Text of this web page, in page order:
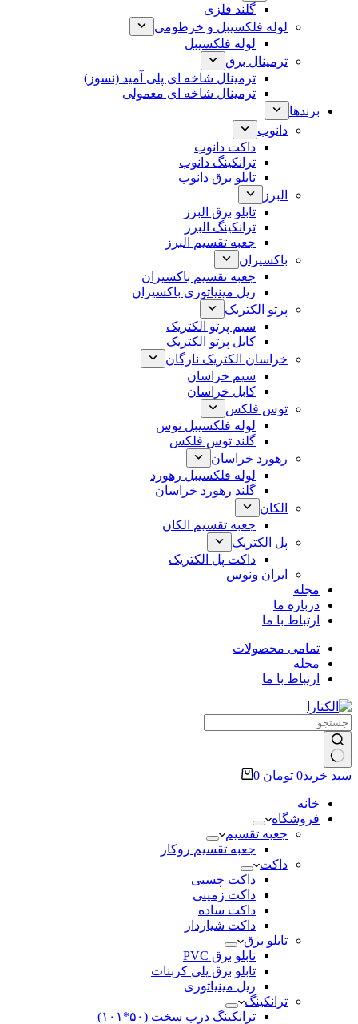
گلند فلزی
لوله فلکسیبل و خرطومی
لوله فلکسیبل
ترمینال برق
ترمینال شاخه ای پلی آمید (نسوز)
ترمینال شاخه ای معمولی
برندها
دانوب
داکت دانوب
ترانکینگ دانوب
تابلو برق دانوب
البرز
تابلو برق البرز
ترانکینگ البرز
جعبه تقسیم البرز
باکسیران
جعبه تقسیم باکسیران
ریل مینیاتوری باکسیران
پرتو الکتریک
سیم پرتو الکتریک
کابل پرتو الکتریک
خراسان الکتریک نارگان
سیم خراسان
کابل خراسان
توس فلکس
لوله فلکسیبل توس
گلند توس فلکس
رهورد خراسان
لوله فلکسیبل رهورد
گلند رهورد خراسان
الکان
جعبه تقسیم الکان
پل الکتریک
داکت پل الکتریک
ایران ونوس
مجله
درباره ما
ارتباط با ما
تمامی محصولات
مجله
ارتباط با ما
سبد خرید0 تومان 0
خانه
فروشگاه
جعبه تقسیم
جعبه تقسیم روکار
داکت
داکت چسبی
داکت زمینی
داکت ساده
داکت شیاردار
تابلو برق
تابلو برق PVC
تابلو برق پلی کربنات
ریل مینیاتوری
ترانکینگ
ترانکینگ درب سخت (۵۰*۱۰۱)